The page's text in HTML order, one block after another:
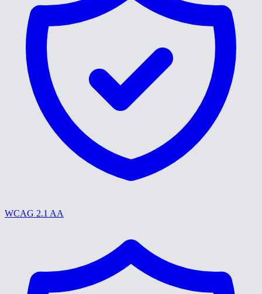
WCAG 2.1 AA